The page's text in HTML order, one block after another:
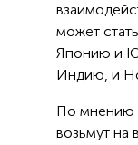
может
Японию и
Индию, и
По мнению
возьмут